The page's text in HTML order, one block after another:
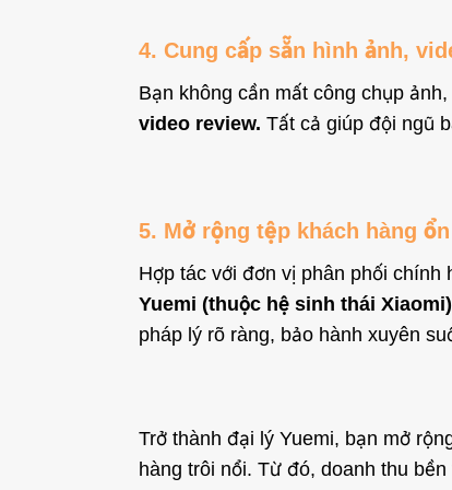
4. Cung cấp sẵn hình ảnh,
Bạn không cần mất công chụp
video review. Tất cả giúp đội ngũ
5. Mở rộng tệp khách hàng
Hợp tác với đơn vị phân phối chính
Yuemi (thuộc hệ sinh thái
pháp lý rõ ràng, bảo hành xuyên
Trở thành đại lý Yuemi, bạn mở
hàng trôi nổi. Từ đó, doanh thu